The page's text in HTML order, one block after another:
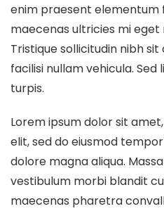
enim praesent elementum
maecenas ultricies mi
Tristique sollicitudin nibh
facilisi nullam vehicula.
turpis.
Lorem ipsum dolor sit
elit, sed do eiusmod
dolore magna aliqua.
vestibulum morbi blandit
maecenas pharetra